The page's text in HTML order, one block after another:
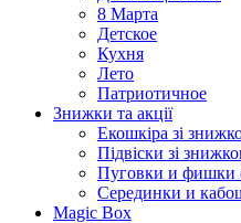
8 Марта
Детское
Кухня
Лето
Патриотичное
Знижки та акції
Екошкіра зі
Підвіски зі
Пуговки и фишки
Серединки и
Magic Box